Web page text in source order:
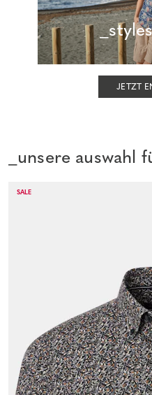
JETZT
_unsere auswahl
SALE